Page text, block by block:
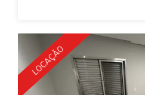
LOCAÇÃO